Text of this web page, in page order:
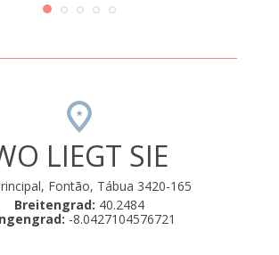
LIEGT SIE
Fontão, Tábua 3420-165
Breitengrad: 40.2484
-8.0427104576721